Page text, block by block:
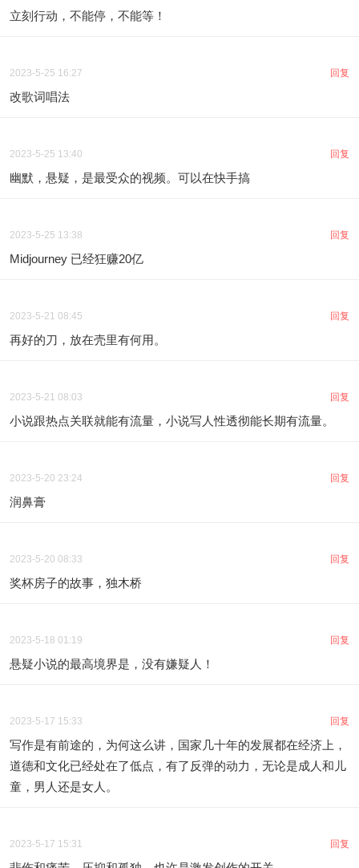
立刻行动，不能停，不能等！
2023-5-25 16:27 回复
改歌词唱法
2023-5-25 13:40 回复
幽默，悬疑，是最受众的视频。可以在快手搞
2023-5-25 13:38 回复
Midjourney 已经狂赚20亿
2023-5-21 08:45 回复
再好的刀，放在壳里有何用。
2023-5-21 08:03 回复
小说跟热点关联就能有流量，小说写人性透彻能长期有流量。
2023-5-20 23:24 回复
润鼻膏
2023-5-20 08:33 回复
奖杯房子的故事，独木桥
2023-5-18 01:19 回复
悬疑小说的最高境界是，没有嫌疑人！
2023-5-17 15:33 回复
写作是有前途的，为何这么讲，国家几十年的发展都在经济上，
道德和文化已经处在了低点，有了反弹的动力，无论是成人和儿
童，男人还是女人。
2023-5-17 15:31 回复